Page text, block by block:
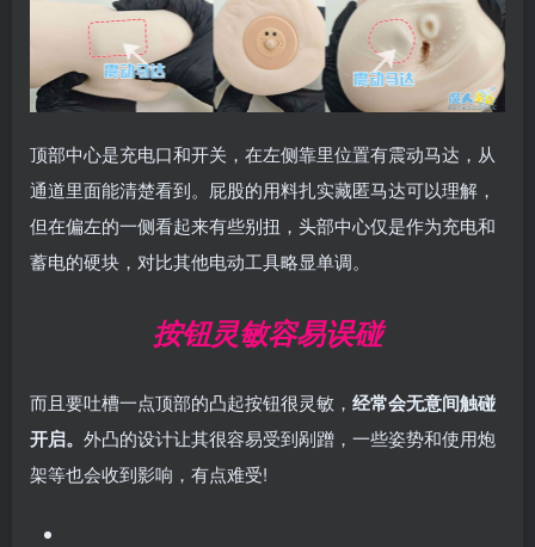
顶部中心是充电口和开关，在左侧靠里位置有震动马达，从
通道里面能清楚看到。屁股的用料扎实藏匿马达可以理解，
但在偏左的一侧看起来有些别扭，头部中心仅是作为充电和
蓄电的硬块，对比其他电动工具略显单调。
按钮灵敏容易误碰
而且要吐槽一点顶部的凸起按钮很灵敏， 经常会无意间触碰
开启。 外凸的设计让其很容易受到剐蹭，一些姿势和使用炮
架等也会收到影响，有点难受!